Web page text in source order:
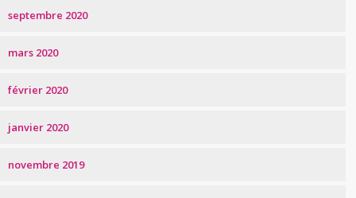
septembre 2020
mars 2020
février 2020
janvier 2020
novembre 2019